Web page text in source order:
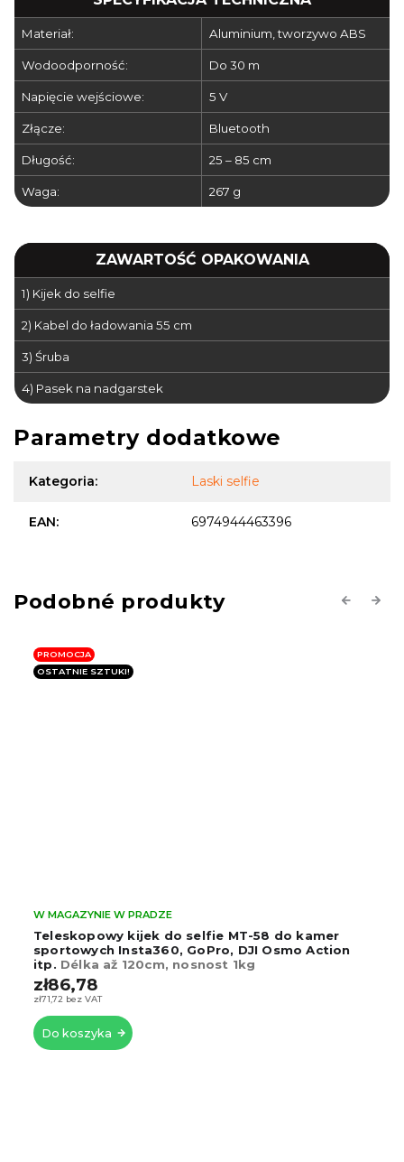
Materiał: Aluminium, tworzywo ABS
Wodoodporność: Do 30 m
Napięcie wejściowe: 5 V
Złącze: Bluetooth
Długość: 25 – 85 cm
Waga: 267 g
ZAWARTOŚĆ OPAKOWANIA
1) Kijek do selfie
2) Kabel do ładowania 55 cm
3) Śruba
4) Pasek na nadgarstek
Parametry dodatkowe
Kategoria: Laski selfie
EAN: 6974944463396
Previous
do kamer
Osmo Action
Teleskopowy kijek do selfie do
sportowych GoPro
W MAGAZYNIE W PRADZE
Next